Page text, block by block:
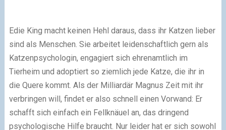
Edie King macht keinen Hehl daraus, dass ihr Katzen lieber
sind als Menschen. Sie arbeitet leidenschaftlich gern als
Katzenpsychologin, engagiert sich ehrenamtlich im
Tierheim und adoptiert so ziemlich jede Katze, die ihr in
die Quere kommt. Als der Milliardär Magnus Zeit mit ihr
verbringen will, findet er also schnell einen Vorwand: Er
schafft sich einfach ein Fellknäuel an, das dringend
psychologische Hilfe braucht. Nur leider hat er sich sowohl